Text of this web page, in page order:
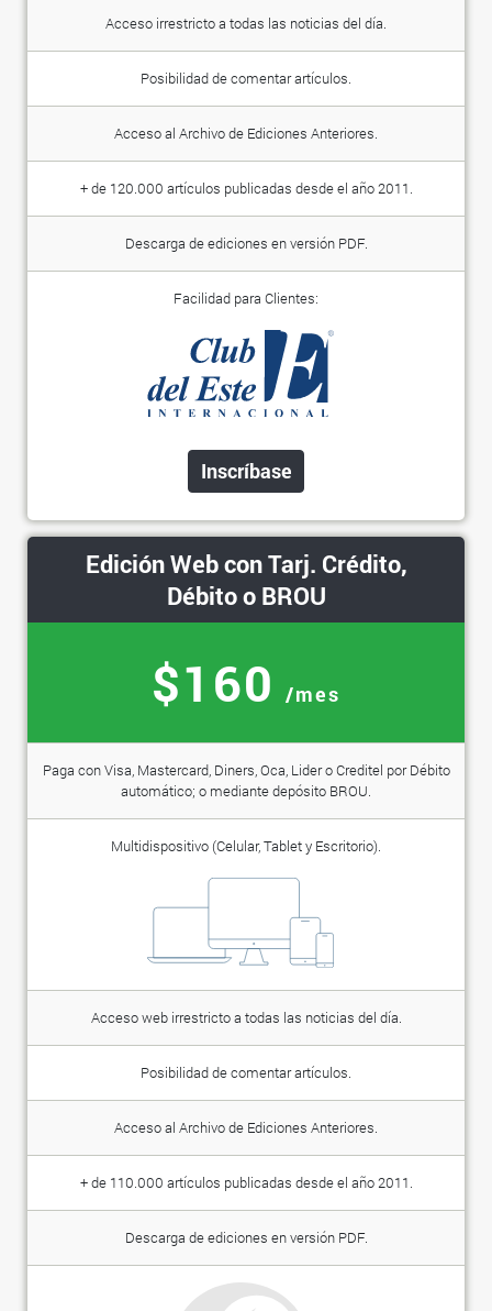
Acceso irrestricto a todas las noticias del día.
Posibilidad de comentar artículos.
Acceso al Archivo de Ediciones Anteriores.
+ de 120.000 artículos publicadas desde el año 2011.
Descarga de ediciones en versión PDF.
Facilidad para Clientes:
Inscríbase
Edición Web con Tarj. Crédito,
Débito o BROU
$160 /mes
Paga con Visa, Mastercard, Diners, Oca, Lider o Creditel por Débito
automático; o mediante depósito BROU.
Multidispositivo (Celular, Tablet y Escritorio).
Acceso web irrestricto a todas las noticias del día.
Posibilidad de comentar artículos.
Acceso al Archivo de Ediciones Anteriores.
+ de 110.000 artículos publicadas desde el año 2011.
Descarga de ediciones en versión PDF.